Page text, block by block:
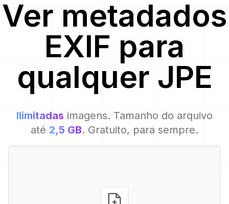
Ver metadados
EXIF para
qualquer JPE
Ilimitadas imagens. Tamanho do arquivo
até 2,5 GB. Gratuito, para sempre.